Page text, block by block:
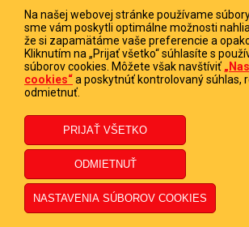
Odstúpenie od zmluvy
Poučenie o odstúpení od
FIRMA
PAPYRUS POPRAD, s.r.o.
DIČ 2020513880
IČ DPH SK2020513880
© 2023 PAPYRUS POPRAD s.r.o., Všetky
Na našej webovej stránke používame
sme vám poskytli optimálne možnosti
že si zapamätáme vaše preferencie a
Kliknutím na „Prijať všetko“ súhlasíte s
súborov cookies. Môžete však navštíviť
cookies“a poskytnúť kontrolovaný súhlas,
odmietnuť.